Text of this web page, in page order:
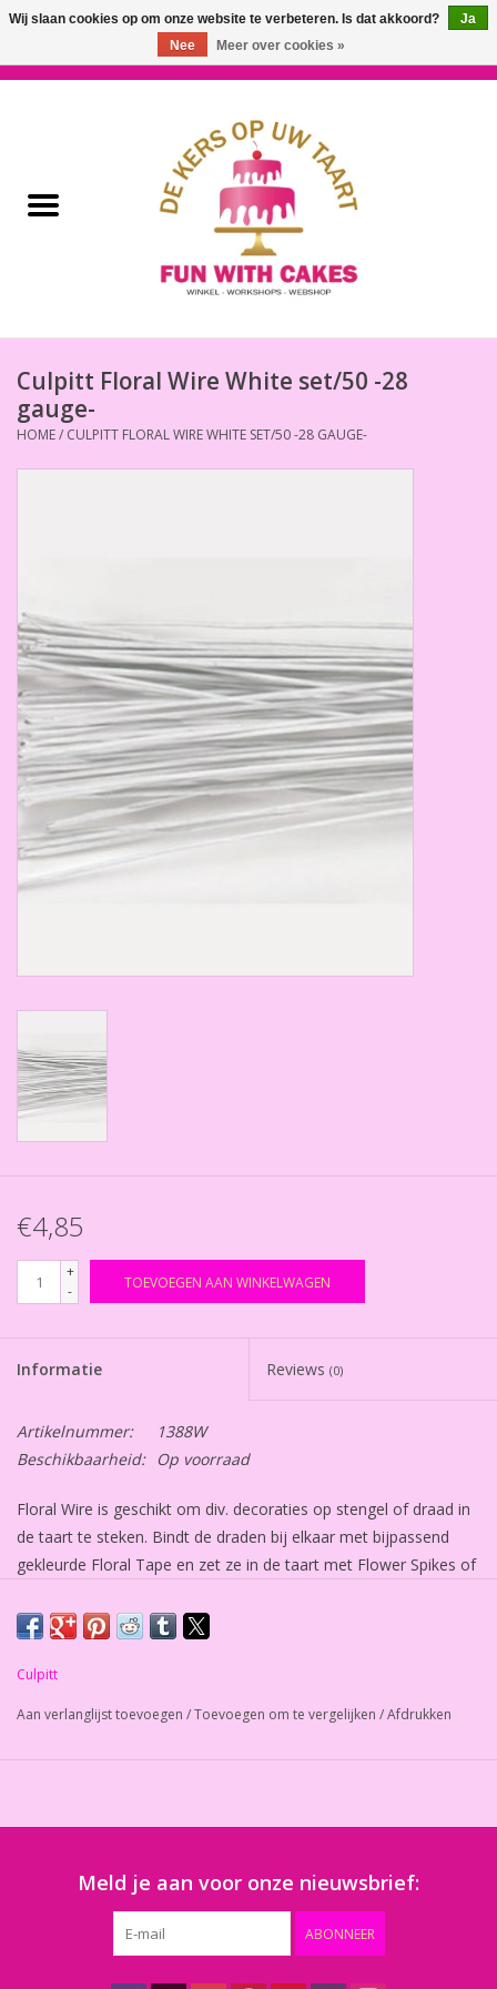
Workshops & Cursussen
Decoreer Gereedschap
Cindy's Favorieten
Cadeaubonnen
Merken
Culpitt Floral Wire White set/50 -28
gauge-
HOME/ CULPITT FLORAL WIRE WHITE SET/50 -28 GAUGE-
€4,85
+
-
TOEVOEGEN AAN WINKELWAGEN
Informatie Reviews (0)
Artikelnummer:
1388W
Beschikbaarheid:
Op voorraad
Floral Wire is geschikt om div. decoraties op stengel of draad in
de taart te steken. Bindt de draden bij elkaar met bijpassend
gekleurde Floral Tape en zet ze in de taart met Flower Spikes of
Beschikbaar in div. diktes en kleuren. Veilig voor verwerking in
Culpitt
Aan verlanglijst toevoegen /Toevoegen om te vergelijken /Afdrukken
Meld je aan voor onze nieuwsbrief:
ABONNEER
Wij slaan cookies op om onze website te verbeteren. Is dat akkoord?
Ja
Nee
Meer over cookies »